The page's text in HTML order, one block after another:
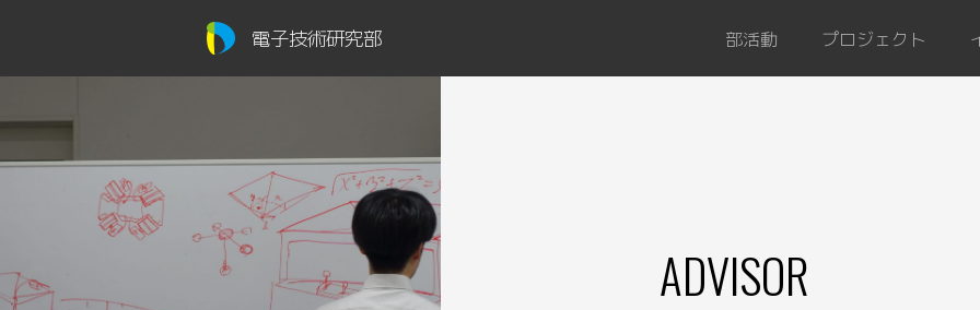
電子技術研究部 部活動 プロジェクト
ADVISOR